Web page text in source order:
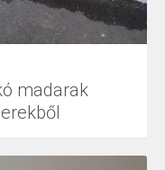
madarak